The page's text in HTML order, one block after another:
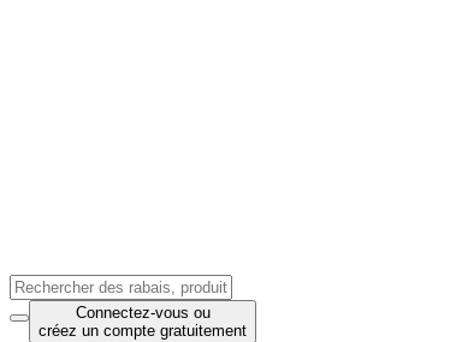
Connectez-vous ou
créez un compte gratuitement